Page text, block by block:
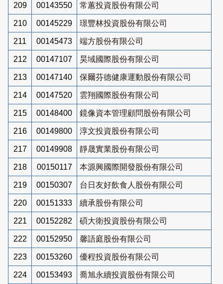
209 00143550 常蕙投資股份有限公司
210 00145229 璟豐林投資股份有限公司
211 00145473 端方股份有限公司
212 00147107 昊域國際股份有限公司
213 00147140 保爾芬德健康運動股份有限公司
214 00147520 雲翔國際股份有限公司
215 00148400 鏡像資本管理顧問股份有限公司
216 00149800 淳文投資股份有限公司
217 00149908 靜晟實業股份有限公司
218 00150117 本源興國際開發股份有限公司
219 00150307 台日友好飲食人股份有限公司
220 00151333 續承股份有限公司
221 00152282 碩大衛投資股份有限公司
222 00152950 馨語庭股份有限公司
223 00153260 優程投資股份有限公司
224 00153493 喬旭永續投資股份有限公司